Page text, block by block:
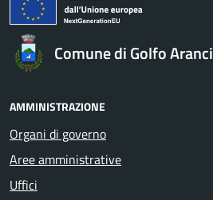
Comune di Golfo Aranci
AMMINISTRAZIONE
Organi di governo
Aree amministrative
Uffici